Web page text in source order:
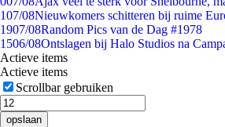
107/08Nieuwkomers schitteren bij ruime
1907/08Random Pics van de Dag #1978
1506/08Ontslagen bij Halo Studios na
Actieve items
Actieve items
Scrollbar gebruiken
opslaan